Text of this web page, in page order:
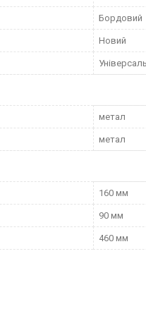
Бордовий
Новий
метал
метал
160 мм
90 мм
460 мм